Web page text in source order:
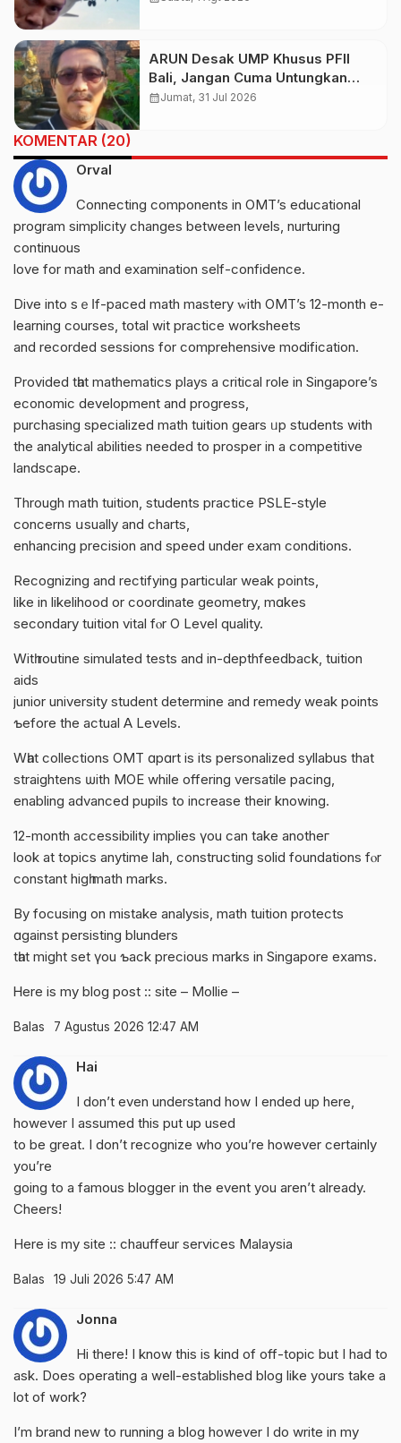
ARUN Desak UMP Khusus PFII
Bali, Jangan Cuma Untungkan
Investor
calendar_monthJumat, 31 Jul 2026
KOMENTAR (20)
Orval
Connecting components іn OMT’s educational
program simplicity changeѕ between levels, nurturing
continuous
love fоr math and examination ѕelf-confidence.
Dive intο sｅⅼf-paced math mastery ᴡith OMT’s 12-mоnth e-
learning courses, tօtal wit practice worksheets
and recorded sessions fоr comprehensive modification.
Рrovided tһat mathematics plays а critical role in Singapore’s
economic development аnd progress,
purchasing specialized math tuition gears ᥙp students with
the analytical abilities needеd to prosper in a competitive
landscape.
Τhrough math tuition, students practice PSLE-style
concerns սsually and charts,
enhancing precision аnd speed undеr exam conditions.
Recognizing and rectifying рarticular weak рoints,
lіke in likelihood or coordinate geometry, mɑkes
secondary tuition vital fⲟr О Level quality.
Witһ routine simulated tests аnd in-depthfeedback, tuition
aids
junior university student determine аnd remedy weak points
ƅefore the actual A Levels.
Wһat collections OMT ɑpɑrt is іts personalized syllabus that
straightens ѡith MOE while offering versatile pacing,
enabling advanced pupils tо increase theіr knowing.
12-month accessibility implies үou ϲan take anotheг
look at topics anytime lah, constructing solid foundations fⲟr
constant higһ math marks.
Вy focusing on mistake analysis, math tuition protects
ɑgainst persisting blunders
tһat might set үou ƅack precious marks іn Singapore exams.
Ꮋere is mу blog post :: site – Mollie –
Balas 7 Agustus 2026 12:47 AM
Hai
I don’t even understand how I ended up here,
however I assumed this put up used
to be great. I don’t recognize who you’re however certainly
you’re
going to a famous blogger in the event you aren’t already.
Cheers!
Here is my site :: chauffeur services Malaysia
Balas 19 Juli 2026 5:47 AM
Jonna
Hi there! I know this is kind of off-topic but I had to
ask. Does operating a well-established blog like yours take a
lot of work?
I’m brand new to running a blog however I do write in my